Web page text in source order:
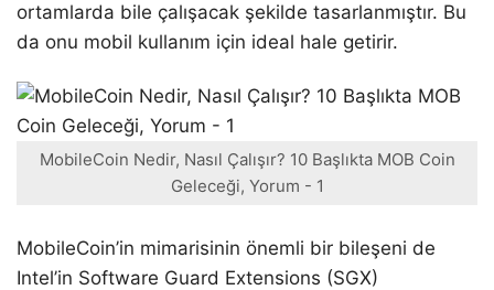
ortamlarda bile çalışacak şekilde tasarlanmıştır. Bu
da onu mobil kullanım için ideal hale getirir.
MobileCoin Nedir, Nasıl Çalışır? 10 Başlıkta MOB Coin
Geleceği, Yorum - 1
MobileCoin’in mimarisinin önemli bir bileşeni de
Intel’in Software Guard Extensions (SGX)